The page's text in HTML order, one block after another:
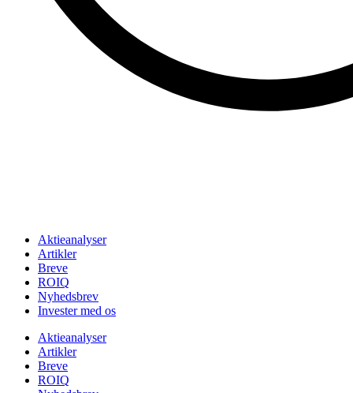
Aktieanalyser
Artikler
Breve
ROIQ
Nyhedsbrev
Invester med os
Aktieanalyser
Artikler
Breve
ROIQ